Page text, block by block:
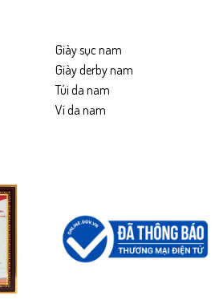
Giày sục nam
Giày derby nam
Túi da nam
Ví da nam